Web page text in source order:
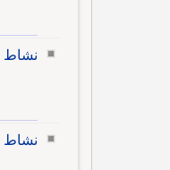
نشاط
نشاط